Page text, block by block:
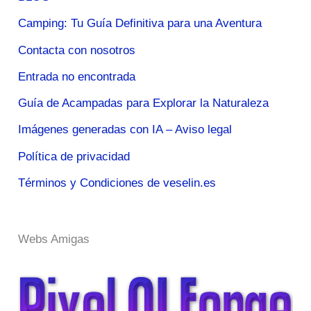
Camping: Tu Guía Definitiva para una Aventura
Contacta con nosotros
Entrada no encontrada
Guía de Acampadas para Explorar la Naturaleza
Imágenes generadas con IA – Aviso legal
Política de privacidad
Términos y Condiciones de veselin.es
Webs Amigas